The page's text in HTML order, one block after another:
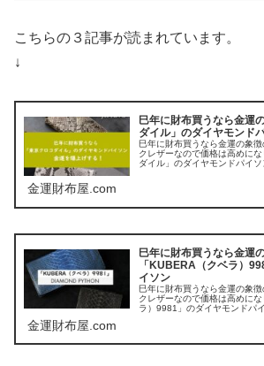
こちらの３記事が読まれています。
↓
巳年に財布買うなら金運
ダイル」のダイヤモンド
巳年に財布買うなら金運の象
クレザーなので価格は高めに
ダイル」のダイヤモンドパイソ
金運財布屋.com
巳年に財布買うなら金運
「KUBERA（クベラ）
イソン
巳年に財布買うなら金運の象
クレザーなので価格は高めに
ラ）9981」のダイヤモンドパ
ンを「藍」「墨」やマルチカ
金運財布屋.com